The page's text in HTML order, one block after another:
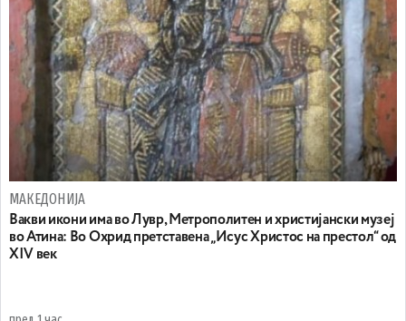
МАКЕДОНИЈА
Вакви икони има во Лувр, Метрополитен и христијански музеј
во Атина: Во Охрид претставена „Исус Христос на престол“ од
XIV век